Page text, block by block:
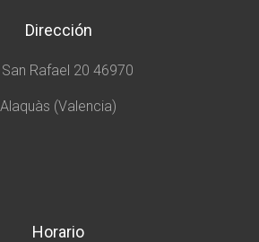
Dirección
Rafael 20 46970
Alaquàs (Valencia)
Horario